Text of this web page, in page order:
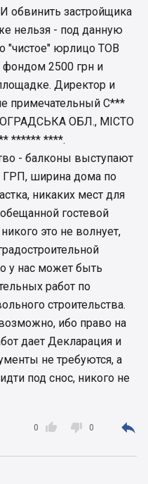
обвинить застройщика
нельзя - под данную
"чистое" юрлицо ТОВ
фондом 2500 грн и
Директор и
примечательный С***
ОБЛ., МІСТО
****** ****.
- балконы выступают
ГРП, ширина дома по
никаких мест для
гостевой
это не волнует,
у нас может быть
работ по
строительства.
ибо право на
дает Декларация и
не требуются, а
под снос, никого не

0  0 